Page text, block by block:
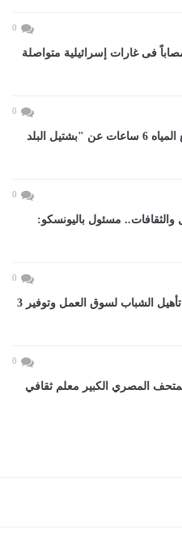
0
بينهم طفلان و27 مصاباً فى غارات إسرائيلية متواصلة
0
لحل أزمة الطفوحات.. قطع المياه 6 ساعات عن "بشتيل البلد
0
والثقافات.. مسئول باليونسكو:
0
حصاد الوزارات.. التضامن: تأهيل الشباب لسوق العمل وتوفير 3
0
المصري الكبير معلم ثقافي